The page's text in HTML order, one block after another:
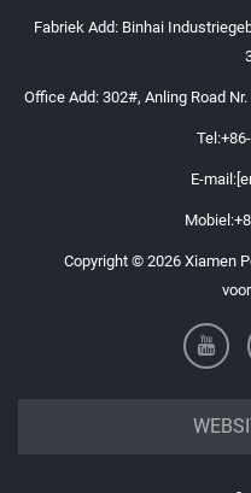
Fabriek Add: Binhai
Office Add: 302#, Anling Road
Tel:
E-mail:
Mobiel:
Copyright © 2026 Xiamen